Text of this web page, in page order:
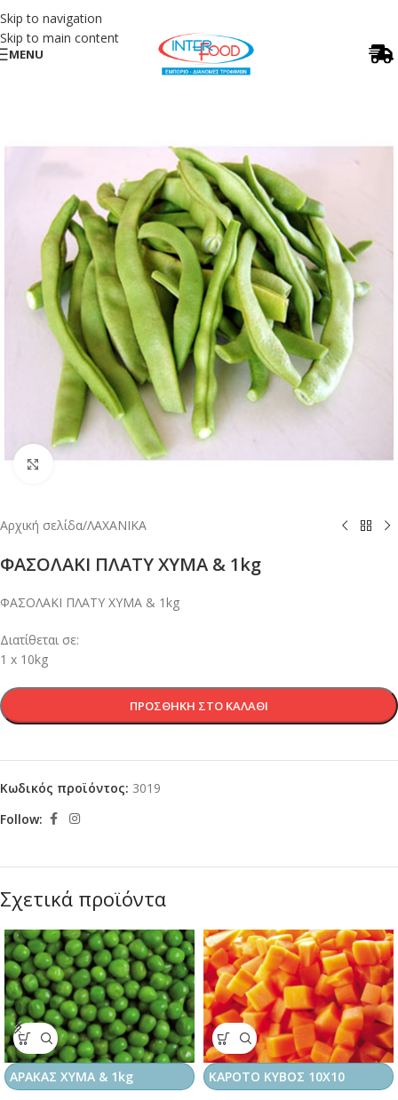
Skip to navigation
Skip to main content
MENU
Κλικ για μεγέθυνση
Αρχική σελίδα/ΛΑΧΑΝΙΚΑ
ΦΑΣΟΛΑΚI ΠΛΑΤΥ ΧΥΜΑ & 1kg
ΦΑΣΟΛΑΚI ΠΛΑΤΥ ΧΥΜΑ & 1kg
Διατίθεται σε:
1 x 10kg
ΠΡΟΣΘΉΚΗ ΣΤΟ ΚΑΛΆΘΙ
Κωδικός προϊόντος: 3019
Follow:
Σχετικά προϊόντα
ΑΡΑΚΑΣ ΧΥΜΑ & 1kg ΚΑΡΟΤΟ ΚΥΒΟΣ 10Χ10